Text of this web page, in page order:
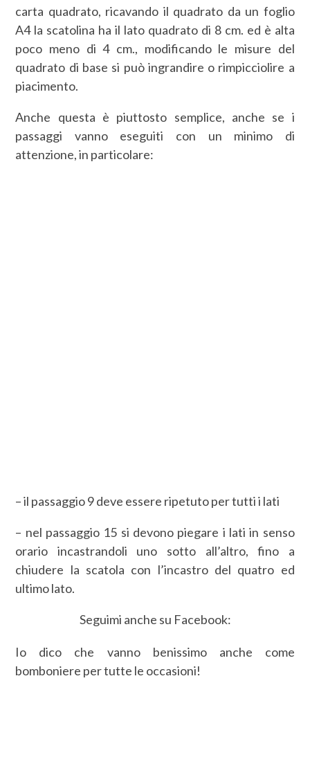
carta quadrato, ricavando il quadrato da un foglio
A4 la scatolina ha il lato quadrato di 8 cm. ed è alta
poco meno di 4 cm., modificando le misure del
quadrato di base si può ingrandire o rimpicciolire a
piacimento.
Anche questa è piuttosto semplice, anche se i
passaggi vanno eseguiti con un minimo di
attenzione, in particolare:
– il passaggio 9 deve essere ripetuto per tutti i lati
– nel passaggio 15 si devono piegare i lati in senso
orario incastrandoli uno sotto all’altro, fino a
chiudere la scatola con l’incastro del quatro ed
ultimo lato.
Seguimi anche su Facebook:
Io dico che vanno benissimo anche come
bomboniere per tutte le occasioni!